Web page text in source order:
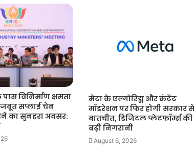
विनिर्माण क्षमता
सप्लाई चेन
का सुनहरा अवसर:
मेटा के एल्गोरिद्म और कंटेंट
मॉडरेशन पर फिर होगी सरकार से
बातचीत, डिजिटल प्लेटफॉर्म्स की
बढ़ी निगरानी
August 6, 2026